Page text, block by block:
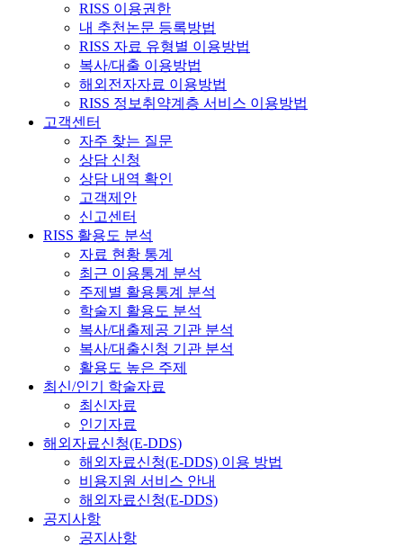
RISS 이용권한
내 추천논문 등록방법
RISS 자료 유형별 이용방법
복사/대출 이용방법
해외전자자료 이용방법
RISS 정보취약계층 서비스 이용방법
고객센터
자주 찾는 질문
상담 신청
상담 내역 확인
고객제안
신고센터
RISS 활용도 분석
자료 현황 통계
최근 이용통계 분석
주제별 활용통계 분석
학술지 활용도 분석
복사/대출제공 기관 분석
복사/대출신청 기관 분석
활용도 높은 주제
최신/인기 학술자료
최신자료
인기자료
해외자료신청(E-DDS)
해외자료신청(E-DDS) 이용 방법
비용지원 서비스 안내
해외자료신청(E-DDS)
공지사항
공지사항